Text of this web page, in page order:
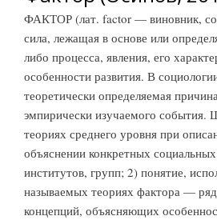
ФАКТОР (лат. factor — виновник,
сила, лежащая в основе или
либо процесса, явления, его
особенности развития. В
теоретически определяемая
эмпирически изучаемого события.
теориях среднего уровня при
объяснении конкретных
институтов, групп; 2) понятие,
называемых теориях фактора —
концепций, объясняющих